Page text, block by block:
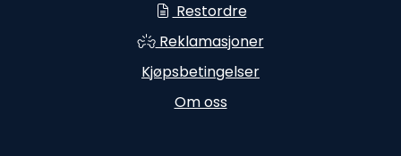
Restordre
Reklamasjoner
Kjøpsbetingelser
Om oss